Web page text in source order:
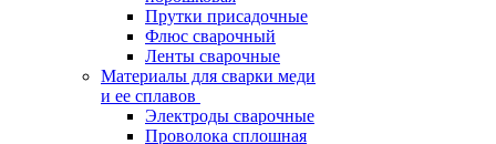
Прутки присадочные
Флюс сварочный
Ленты сварочные
Материалы для сварки меди
и ее сплавов
Электроды сварочные
Проволока сплошная